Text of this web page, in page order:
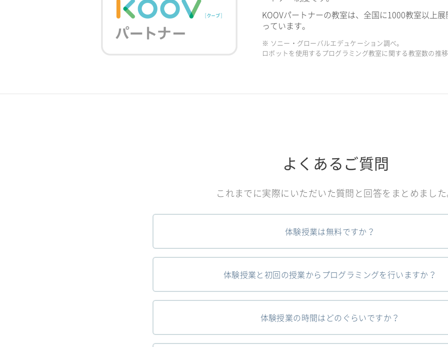
KOOVパートナーの教室は、全国に1000教室以上
っています。
※ ソニー・グローバルエデュケーション調べ。
ロボットを使用するプログラミング教室に関する教室数の推
よくあるご質問
これまでに実際にいただいた質問と回答をまとめまし
体験授業は無料ですか？
体験授業と初回の授業からプログラミングを行いますか？
体験授業の時間はどのぐらいですか？